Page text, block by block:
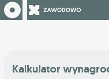
Kalkulator